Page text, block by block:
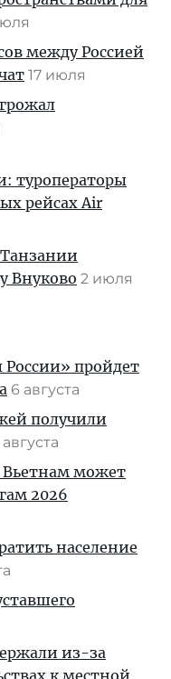
между Россией
17 июля
туроператоры
рейсах Air
Внуково 2 июля
России» пройдет
6 августа
получили
Вьетнам может
2026
население
из-за